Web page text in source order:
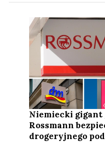
Niemiecki gigant
Rossmann
drogeryjnego